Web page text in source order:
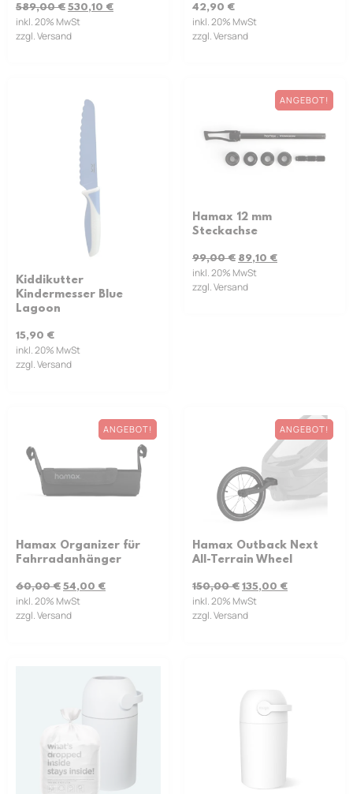
589,00€ 530,10 €
inkl. 20% MwSt
zzgl. Versand
42,90 €
inkl. 20% MwSt
zzgl. Versand
Kiddikutter
Kindermesser Blue
Lagoon
15,90 €
inkl. 20% MwSt
zzgl. Versand
ANGEBOT!
Hamax 12 mm
Steckachse
99,00€ 89,10 €
inkl. 20% MwSt
zzgl. Versand
ANGEBOT!
Hamax Organizer für
Fahrradanhänger
60,00€ 54,00 €
inkl. 20% MwSt
zzgl. Versand
ANGEBOT!
Hamax Outback Next
All-Terrain Wheel
150,00€ 135,00 €
inkl. 20% MwSt
zzgl. Versand